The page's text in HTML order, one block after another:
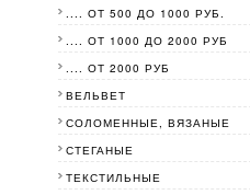
.... ОТ 500 ДО 1000 РУБ.
.... ОТ 1000 ДО 2000 РУБ
.... ОТ 2000 РУБ
ВЕЛЬВЕТ
СОЛОМЕННЫЕ, ВЯЗАНЫЕ
СТЕГАНЫЕ
ТЕКСТИЛЬНЫЕ